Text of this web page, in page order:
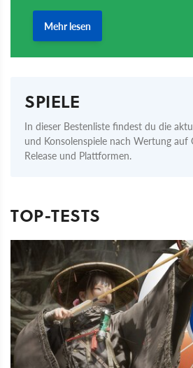
SPIELE
In dieser Bestenliste findest du die
und Konsolenspiele nach Wertung auf
Release und Plattformen.
TOP-TESTS